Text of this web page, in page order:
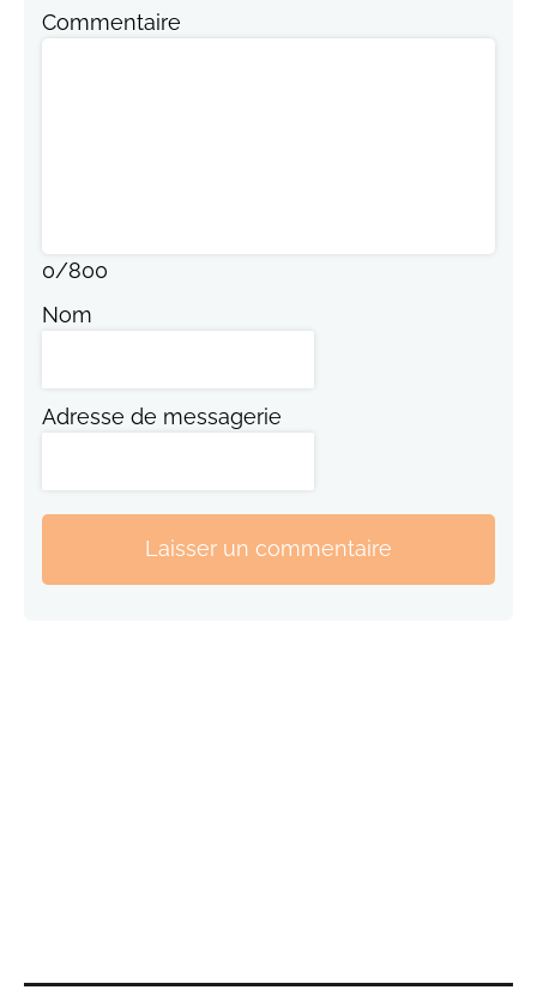
Commentaire
0/800
Nom
Adresse de messagerie
Laisser un commentaire